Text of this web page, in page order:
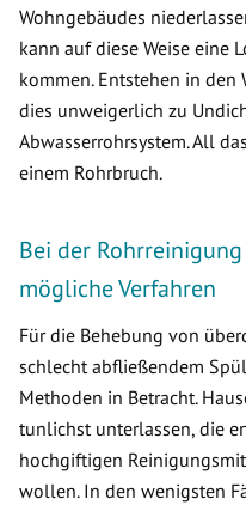
Wohngebäudes
kann auf diese Weise eine
kommen. Entstehen in den
dies unweigerlich zu
Abwasserrohrsystem. All
einem Rohrbruch.
Bei der
mögliche Verfahren
Für die Behebung von
schlecht abfließendem
Methoden in Betracht.
tunlichst unterlassen, die
hochgiftigen
wollen. In den wenigsten